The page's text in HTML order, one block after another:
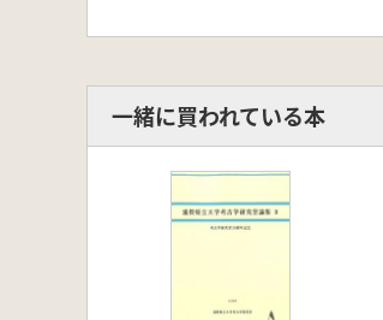
一緒に買われている本